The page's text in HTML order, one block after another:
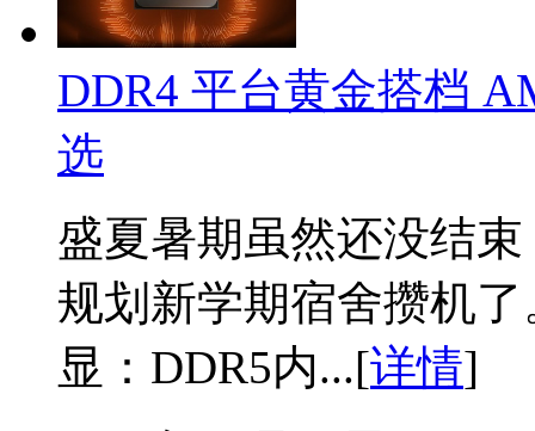
DDR4 平台黄金搭档
选
盛夏暑期虽然还没结
规划新学期宿舍攒机
显：DDR5内...[详情]